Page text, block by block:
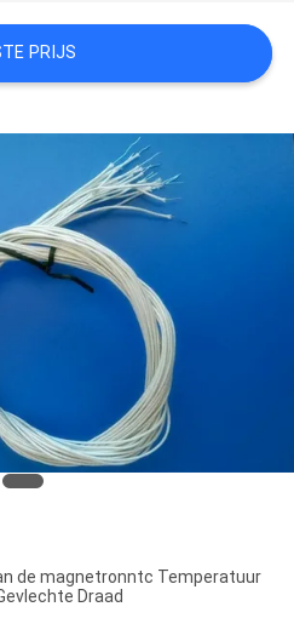
PRIJS
de magnetronntc Temperatuur
Draad